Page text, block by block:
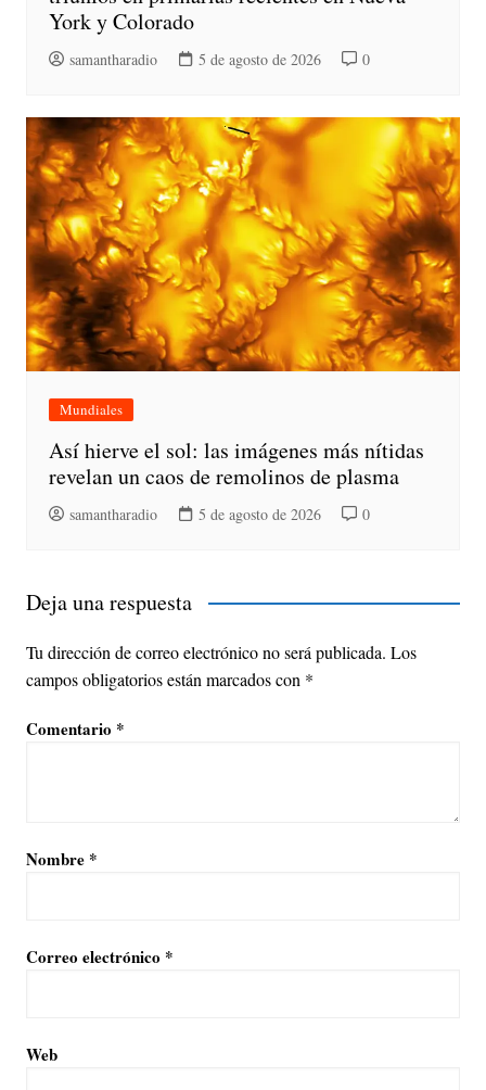
York y Colorado
samantharadio 5 de agosto de 2026 0
Mundiales
Así hierve el sol: las imágenes más nítidas
revelan un caos de remolinos de plasma
samantharadio 5 de agosto de 2026 0
Deja una respuesta
Tu dirección de correo electrónico no será publicada. Los
campos obligatorios están marcados con *
Comentario *
Nombre *
Correo electrónico *
Web